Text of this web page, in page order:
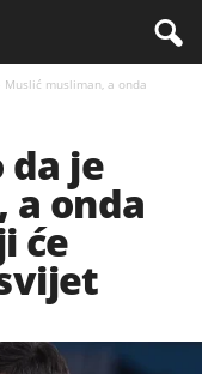
musliman, a onda
da je
a onda
će